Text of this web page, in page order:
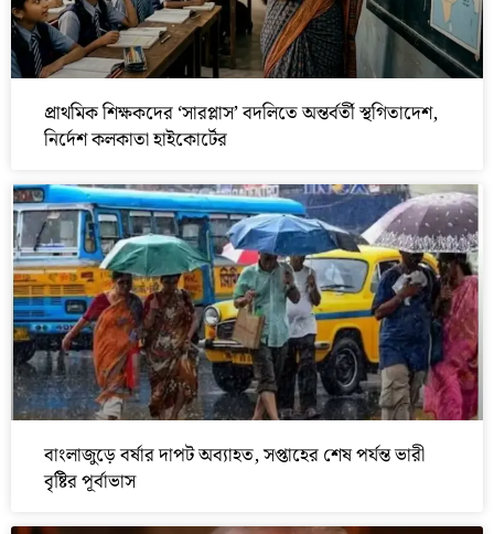
প্রাথমিক শিক্ষকদের ‘সারপ্লাস’ বদলিতে অন্তর্বর্তী স্থগিতাদেশ,
নির্দেশ কলকাতা হাইকোর্টের
বাংলাজুড়ে বর্ষার দাপট অব্যাহত, সপ্তাহের শেষ পর্যন্ত ভারী
বৃষ্টির পূর্বাভাস